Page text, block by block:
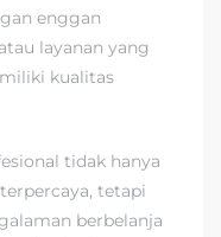
enggan
layanan yang
kualitas
tidak hanya
tetapi
berbelanja